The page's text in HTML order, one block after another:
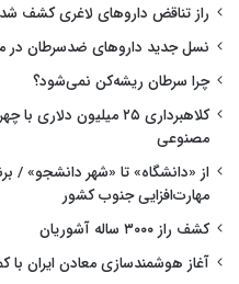
راز تناقض داروهای لاغری کشف شد
نسل جدید داروهای ضدسرطان در
چرا سرطان ریشه‌کن نمی‌شود؟
کلاهبرداری ۲۵ میلیون
مصنوعی
از «دانشگاه» تا «شهر دانشجو» /
مهارت‌افزایی جنوب کشور
کشف راز ۳۰۰۰ ساله آشوریان
آغاز هوشمندسازی معادن ایران